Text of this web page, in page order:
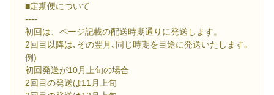
■定期便について
----
初回は、ページ記載の配送時期通りに発送します。
2回目以降は､その翌月､同じ時期を目途に発送いたします｡
例)
初回発送が10月上旬の場合
2回目の発送は11月上旬